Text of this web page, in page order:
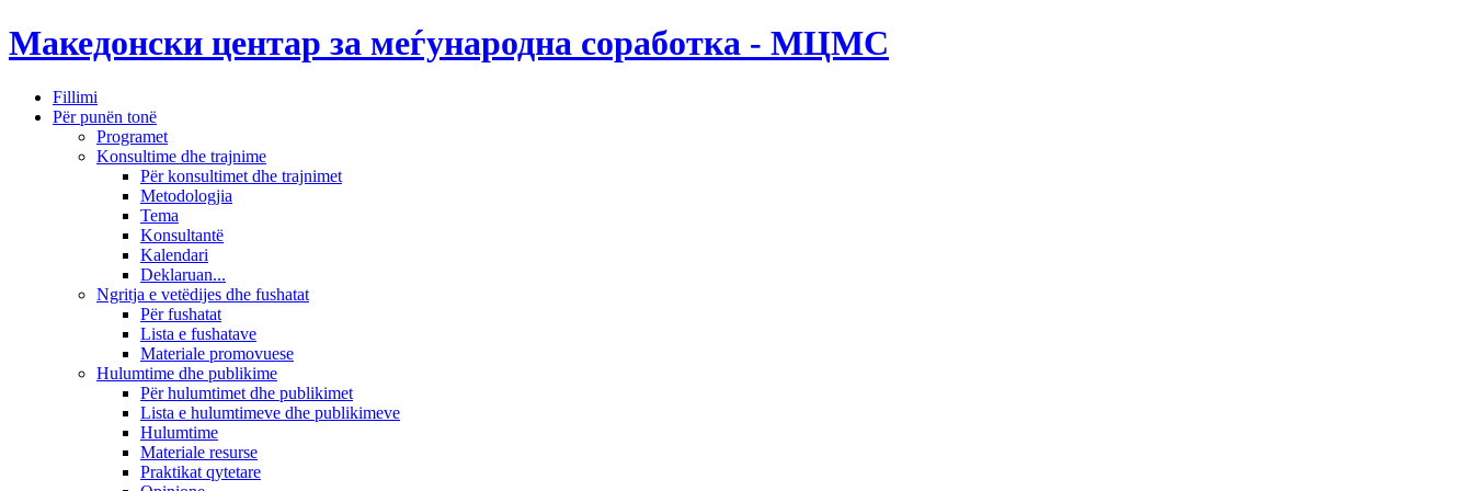
Македонски центар за меѓународна соработка - МЦМС
Fillimi
Për punën tonë
Programet
Konsultime dhe trajnime
Për konsultimet dhe trajnimet
Metodologjia
Tema
Konsultantë
Kalendari
Deklaruan...
Ngritja e vetëdijes dhe fushatat
Për fushatat
Lista e fushatave
Materiale promovuese
Hulumtime dhe publikime
Për hulumtimet dhe publikimet
Lista e hulumtimeve dhe publikimeve
Hulumtime
Materiale resurse
Praktikat qytetare